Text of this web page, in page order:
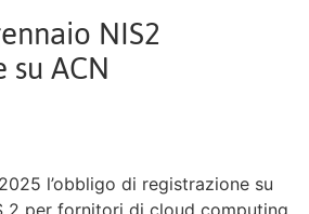
NIS2
ACN
l’obbligo di registrazione su
2 per fornitori di cloud computing,